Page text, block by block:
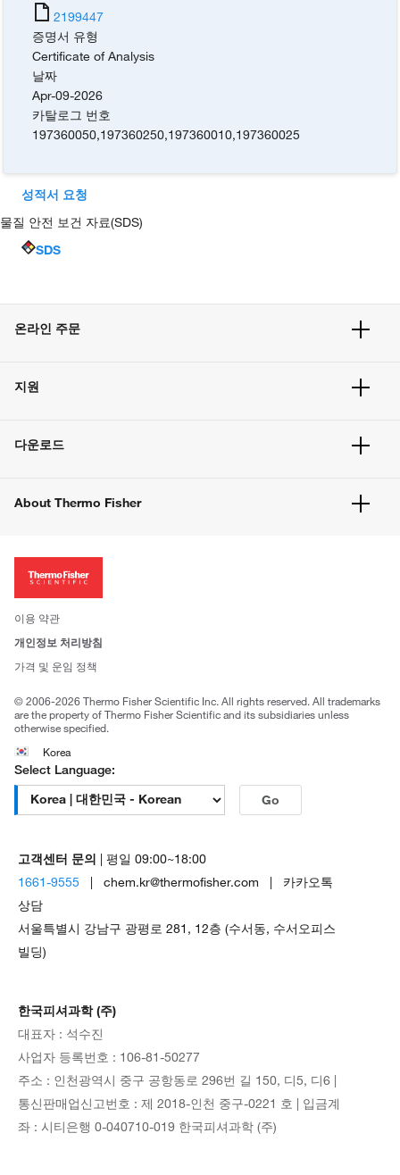
2199447
증명서 유형
Certificate of Analysis
날짜
Apr-09-2026
카탈로그 번호
197360050,197360250,197360010,197360025
성적서 요청
물질 안전 보건 자료(SDS)
SDS
온라인 주문
주문 방법
벌크 주문
지원
고객 센터
웹사이트 개선사항
다운로드
About Thermo Fisher
투자자
사회적 책임
브랜드
이용 약관
개인정보 처리방침
가격 및 운임 정책
© 2006-2026 Thermo Fisher Scientific Inc. All rights reserved. All trademarks
are the property of Thermo Fisher Scientific and its subsidiaries unless
otherwise specified.
Korea
Select Language:
Go
고객센터 문의 | 평일 09:00~18:00
1661-9555 | chem.kr@thermofisher.com | 카카오톡
상담
서울특별시 강남구 광평로 281, 12층 (수서동, 수서오피스
빌딩)
한국피셔과학 (주)
대표자 : 석수진
사업자 등록번호 : 106-81-50277
주소 : 인천광역시 중구 공항동로 296번 길 150, 디5, 디6 |
통신판매업신고번호 : 제 2018-인천 중구-0221 호 | 입금계
좌 : 시티은행 0-040710-019 한국피셔과학 (주)